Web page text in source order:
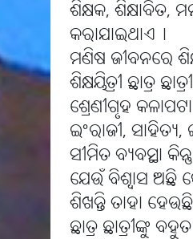
ଶିକ୍ଷକ, ଶିକ୍ଷାବିତ,
କରାଯାଇଥାଏ୤
ମଣିଷ ଜୀବନରେ
ଶିକ୍ଷୟିତ୍ରୀ ଛାତ୍ର
ଶ୍ରେଣୀଗୃହ
ଇଂରାଜୀ,
ସୀମିତ ବ୍ୟବସ୍ଥା
ଯେଉଁ ବିଶ୍ୱାସ ଅଛି
ଶିଖନ୍ତି ତାହା
ଛାତ୍ର